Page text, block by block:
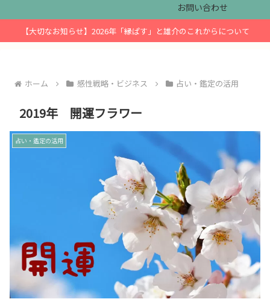
お問い合わせ
【大切なお知らせ】2026年「縁ぱす」と雄介のこれからについて
ホーム 感性戦略・ビジネス 占い・鑑定の活用
2019年 開運フラワー
占い・鑑定の活用